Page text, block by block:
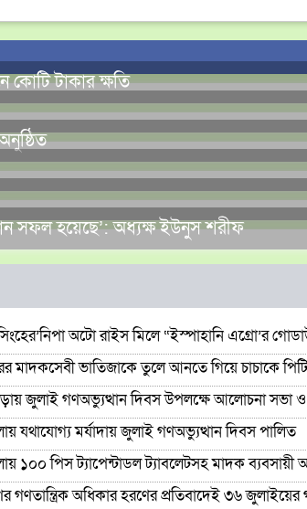
কোটি টাকার ক্ষতি
সফল হয়েছে’: অধ্যক্ষ ইউনুস শরীফ
অটো রাইস মিলে “ইস্পাহানি এগ্রো’র
মাদকসেবী ভাতিজাকে তুলে আনতে গিয়ে চাচাকে
জুলাই গণঅভ্যুত্থান দিবস উপলক্ষে আলোচনা সভা ও
যথাযোগ্য মর্যাদায় জুলাই গণঅভ্যুত্থান দিবস পালিত
১০০ পিস ট্যাপেন্টাডল ট্যাবলেটসহ মাদক
গণতান্ত্রিক অধিকার হরণের প্রতিবাদেই ৩৬